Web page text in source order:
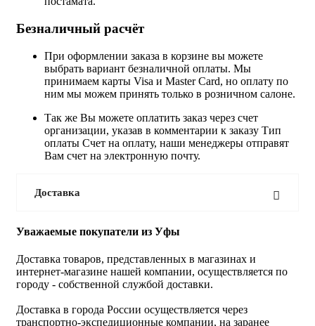
Безналичный расчёт
При оформлении заказа в корзине вы можете
выбрать вариант безналичной оплаты. Мы
принимаем карты Visa и Master Card, но оплату по
ним мы можем принять только в розничном салоне.
Так же Вы можете оплатить заказ через счет
организации, указав в комментарии к заказу Тип
оплаты Счет на оплату, наши менеджеры отправят
Вам счет на электронную почту.
Доставка
Уважаемые покупатели из Уфы
Доставка товаров, представленных в магазинах и
интернет-магазине нашей компании, осуществляется по
городу - собственной службой доставки.
Доставка в города России осуществляется через
транспортно-экспедиционные компании, на заранее